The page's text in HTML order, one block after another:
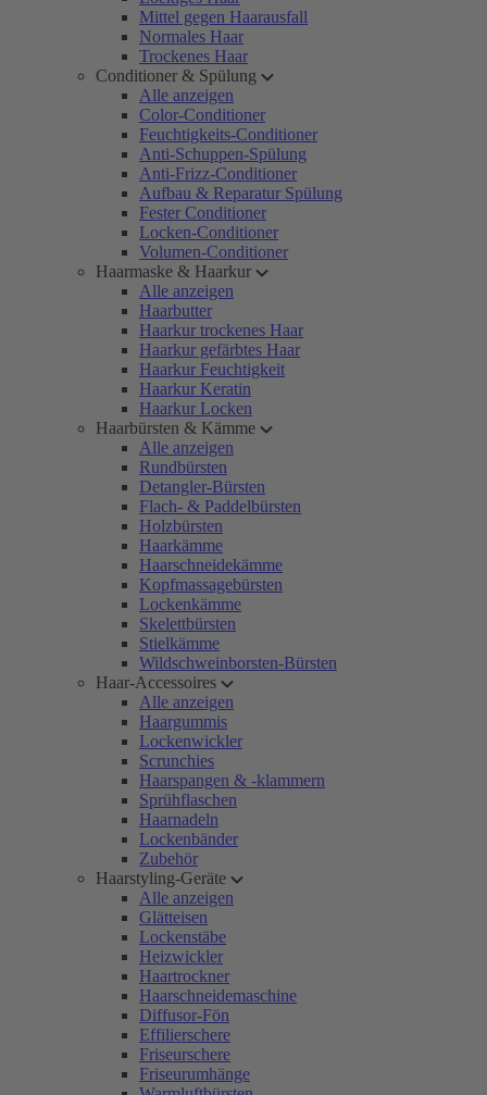
Mittel gegen Haarausfall
Normales Haar
Trockenes Haar
Conditioner & Spülung
Alle anzeigen
Color-Conditioner
Feuchtigkeits-Conditioner
Anti-Schuppen-Spülung
Anti-Frizz-Conditioner
Aufbau & Reparatur Spülung
Fester Conditioner
Locken-Conditioner
Volumen-Conditioner
Haarmaske & Haarkur
Alle anzeigen
Haarbutter
Haarkur trockenes Haar
Haarkur gefärbtes Haar
Haarkur Feuchtigkeit
Haarkur Keratin
Haarkur Locken
Haarbürsten & Kämme
Alle anzeigen
Rundbürsten
Detangler-Bürsten
Flach- & Paddelbürsten
Holzbürsten
Haarkämme
Haarschneidekämme
Kopfmassagebürsten
Lockenkämme
Skelettbürsten
Stielkämme
Wildschweinborsten-Bürsten
Haar-Accessoires
Alle anzeigen
Haargummis
Lockenwickler
Scrunchies
Haarspangen & -klammern
Sprühflaschen
Haarnadeln
Lockenbänder
Zubehör
Haarstyling-Geräte
Alle anzeigen
Glätteisen
Lockenstäbe
Heizwickler
Haartrockner
Haarschneidemaschine
Diffusor-Fön
Effilierschere
Friseurschere
Friseurumhänge